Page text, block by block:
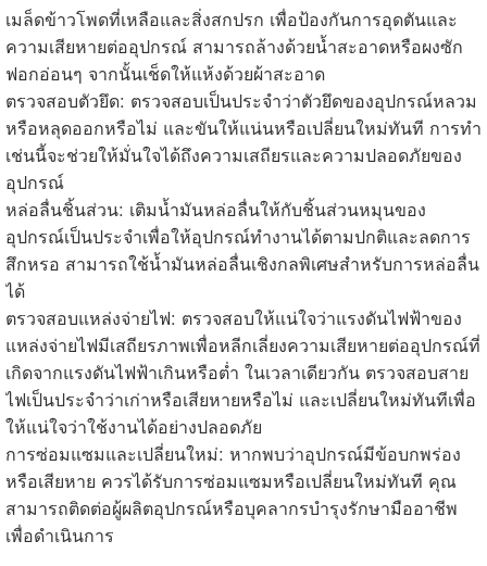
เมล็ดข้าวโพดที่เหลือและสิ่งสกปรก เพื่อป้องกันการอุดตันและ
ความเสียหายต่ออุปกรณ์ สามารถล้างด้วยน้ำสะอาดหรือผงซัก
ฟอกอ่อนๆ จากนั้นเช็ดให้แห้งด้วยผ้าสะอาด
ตรวจสอบตัวยึด: ตรวจสอบเป็นประจำว่าตัวยึดของอุปกรณ์หลวม
หรือหลุดออกหรือไม่ และขันให้แน่นหรือเปลี่ยนใหม่ทันที การทำ
เช่นนี้จะช่วยให้มั่นใจได้ถึงความเสถียรและความปลอดภัยของ
อุปกรณ์
หล่อลื่นชิ้นส่วน: เติมน้ำมันหล่อลื่นให้กับชิ้นส่วนหมุนของ
อุปกรณ์เป็นประจำเพื่อให้อุปกรณ์ทำงานได้ตามปกติและลดการ
สึกหรอ สามารถใช้น้ำมันหล่อลื่นเชิงกลพิเศษสำหรับการหล่อลื่น
ได้
ตรวจสอบแหล่งจ่ายไฟ: ตรวจสอบให้แน่ใจว่าแรงดันไฟฟ้าของ
แหล่งจ่ายไฟมีเสถียรภาพเพื่อหลีกเลี่ยงความเสียหายต่ออุปกรณ์ที่
เกิดจากแรงดันไฟฟ้าเกินหรือต่ำ ในเวลาเดียวกัน ตรวจสอบสาย
ไฟเป็นประจำว่าเก่าหรือเสียหายหรือไม่ และเปลี่ยนใหม่ทันทีเพื่อ
ให้แน่ใจว่าใช้งานได้อย่างปลอดภัย
การซ่อมแซมและเปลี่ยนใหม่: หากพบว่าอุปกรณ์มีข้อบกพร่อง
หรือเสียหาย ควรได้รับการซ่อมแซมหรือเปลี่ยนใหม่ทันที คุณ
สามารถติดต่อผู้ผลิตอุปกรณ์หรือบุคลากรบำรุงรักษามืออาชีพ
เพื่อดำเนินการ